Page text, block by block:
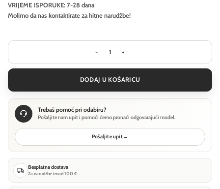
VRIJEME ISPORUKE: 7-28 dana
Molimo da nas kontaktirate za hitne narudžbe!
Pejzažna rasvjeta Ideal Lux
DODAJ U KOŠARICU
Trebaš pomoć pri odabiru?
Pošaljite nam upit i pomoći ćemo pronaći odgovarajući model.
Pošaljite upit→
Besplatna dostava
Za narudžbe iznad 100 €